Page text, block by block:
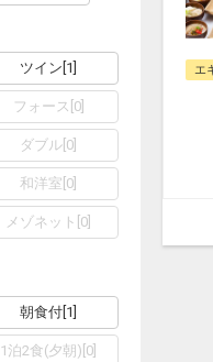
ツイン 1
フォース 0]
ダブル 0
和洋室 0
メゾネット 0
朝食付 1
1泊2食(夕朝) 0
エ